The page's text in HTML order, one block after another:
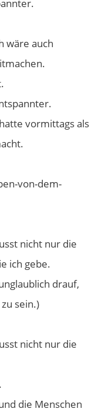
wäre auch
vormittags als
von-dem-
nicht nur die
ich gebe.
drauf,
sein.)
nicht nur die
die Menschen